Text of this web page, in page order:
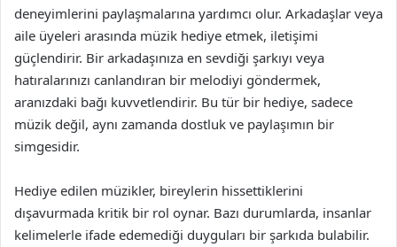
deneyimlerini paylaşmalarına yardımcı olur. Arkadaşlar veya
aile üyeleri arasında müzik hediye etmek, iletişimi
güçlendirir. Bir arkadaşınıza en sevdiği şarkıyı veya
hatıralarınızı canlandıran bir melodiyi göndermek,
aranızdaki bağı kuvvetlendirir. Bu tür bir hediye, sadece
müzik değil, aynı zamanda dostluk ve paylaşımın bir
simgesidir.
Hediye edilen müzikler, bireylerin hissettiklerini
dışavurmada kritik bir rol oynar. Bazı durumlarda, insanlar
kelimelerle ifade edemediği duyguları bir şarkıda bulabilir.